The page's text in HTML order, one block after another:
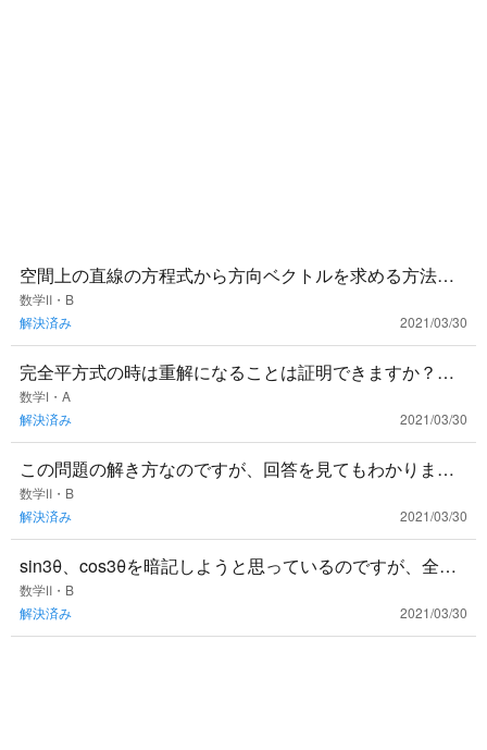
空間上の直線の方程式から方向ベクトルを求める方法を
教えてください。 平面の方程式の求め方は分かります
が、空間上の直線の方
数学Ⅱ・B
解決済み
2021/03/30
完全平方式の時は重解になることは証明できますか？途
中式含め教えてください。
数学Ⅰ・A
解決済み
2021/03/30
この問題の解き方なのですが、回答を見てもわかりませ
んでした。どなたか解法を詳しく教えてください。
数学Ⅱ・B
解決済み
2021/03/30
sin3θ、cos3θを暗記しようと思っているのですが、全く
頭に入ってきません。どうすればよいでしょうか？
数学Ⅱ・B
解決済み
2021/03/30